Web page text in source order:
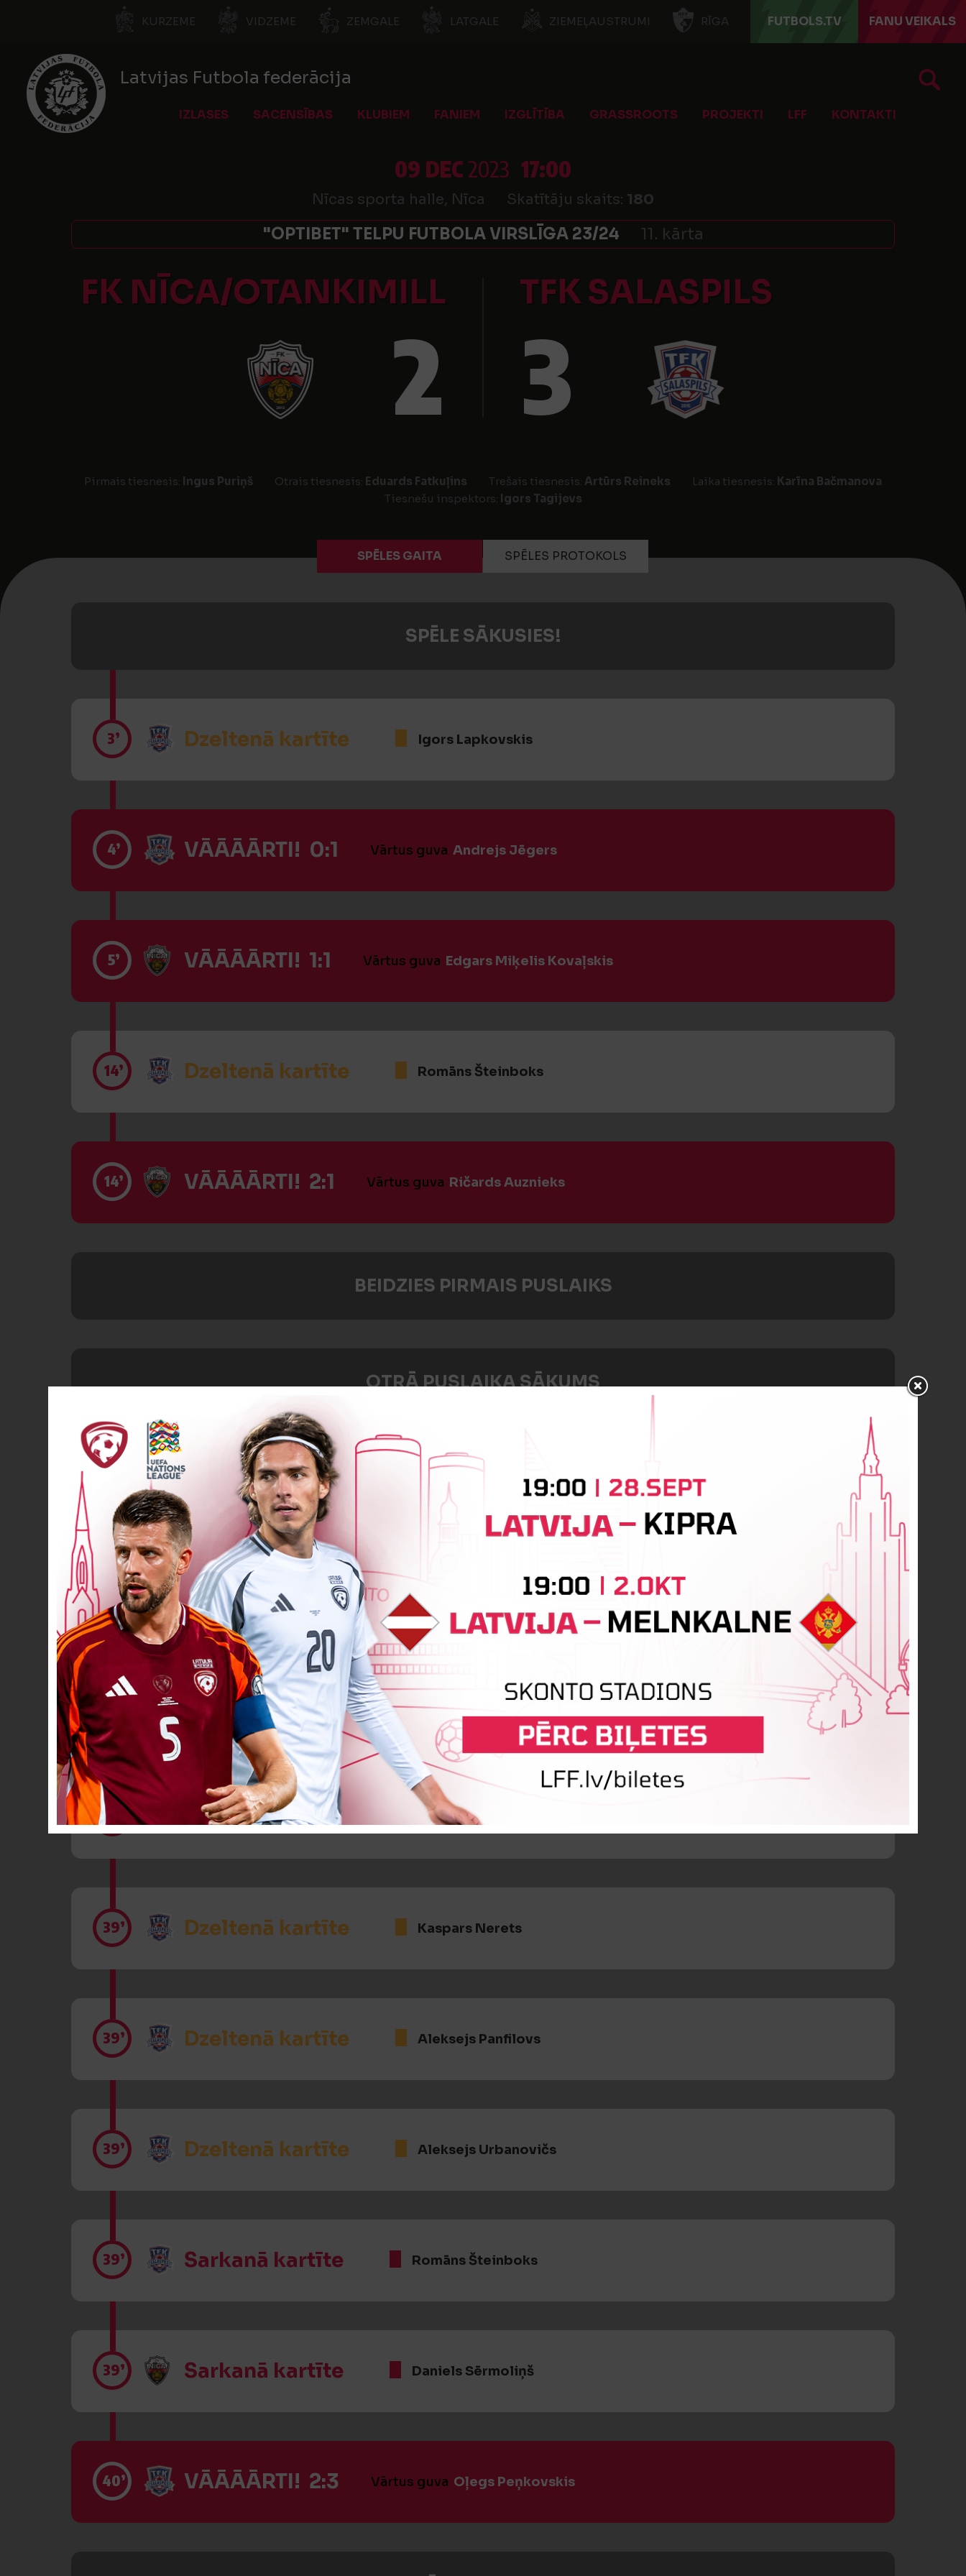
KURZEME VIDZEME ZEMGALE LATGALE ZIEMEĻAUSTRUMI RĪGA FUTBOLS.TV FANU VEIKALS
Latvijas Futbola federācija
IZLASES SACENSĪBAS KLUBIEM FANIEM IZGLĪTĪBA GRASSROOTS PROJEKTI LFF KONTAKTI
09 DEC2023 17:00
Nīcas sporta halle, Nīca Skatītāju skaits: 180
"OPTIBET" TELPU FUTBOLA VIRSLĪGA 23/24 11. kārta
FK NĪCA/OTANKIMILL TFK SALASPILS
2 3
Pirmais tiesnesis: Ingus Puriņš Otrais tiesnesis: Eduards Fatkuļins Trešais tiesnesis: Artūrs Reineks Laika tiesnesis: Karīna Bačmanova
Tiesnešu inspektors: Igors Tagijevs
SPĒLES GAITA SPĒLES PROTOKOLS
SPĒLE SĀKUSIES!
3’ Dzeltenā kartīte Igors Lapkovskis
4’ VĀĀĀĀRTI! 0:1 Vārtus guva Andrejs Jēgers
5’ VĀĀĀĀRTI! 1:1 Vārtus guva Edgars Miķelis Kovaļskis
14’ Dzeltenā kartīte Romāns Šteinboks
14’ VĀĀĀĀRTI! 2:1 Vārtus guva Ričards Auznieks
BEIDZIES PIRMAIS PUSLAIKS
OTRĀ PUSLAIKA SĀKUMS
VĀĀĀĀRTI! 2:2 Vārtus guva Maksims Puzikovs
39’ Dzeltenā kartīte
Dzeltenā kartīte Edgars Miķelis Kovaļskis
39’ Dzeltenā kartīte Oļegs Peņkovskis
39’ Dzeltenā kartīte Kaspars Nerets
39’ Dzeltenā kartīte Aleksejs Panfilovs
39’ Dzeltenā kartīte Aleksejs Urbanovičs
39’ Sarkanā kartīte Romāns Šteinboks
39’ Sarkanā kartīte Daniels Sērmoliņš
40’ VĀĀĀĀRTI! 2:3 Vārtus guva Oļegs Peņkovskis